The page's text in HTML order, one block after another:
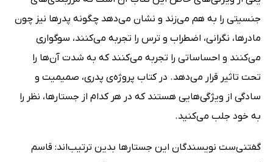
جنسیتی را به هم می‌زند و نشان می‌دهد چگونه پدرها نیز چون
مادرها، نگرانی، اضطراب و ترس را تجربه می‌کنند، سوگواری
می‌کنند و احساساتی را تجربه می‌کنند که به شدت آن‌ها را
تحت تاثیر قرار می‌دهد. در کتاب پروژه‌ی پدری، صمیمیت و
سادگی از ویژگی‌هایی هستند که در هر کدام از جستارها، نظر را
به خود جلب می‌کنید.
گفتنی‌ست نویسندگان این جستارها بدین ترتیب‌اند: قاسم